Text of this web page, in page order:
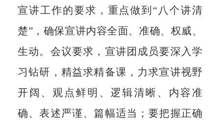
宣讲工作的要求，重点做到 “八个讲清
楚”，确保宣讲内容全面、准确、权威、
生动。会议要求，宣讲团成员要深入学
习钻研，精益求精备课，力求宣讲视野
开阔、观点鲜明、逻辑清晰、内容准
确、表述严谨、篇幅适当；要把握正确